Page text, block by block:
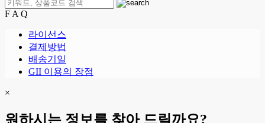
F A Q
라이선스
결제방법
배송기일
GII 이용의 장점
×
원하시는 정보를 찾아 드릴까요?